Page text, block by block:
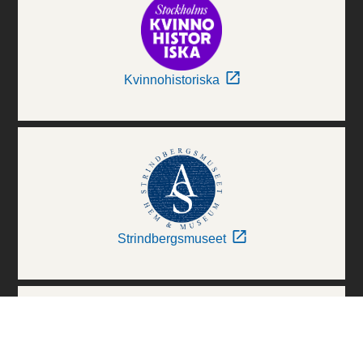
Kvinnohistoriska
Strindbergsmuseet